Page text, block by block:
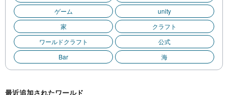
ゲーム
unity
家
クラフト
ワールドクラフト
公式
Bar
海
最近追加されたワールド